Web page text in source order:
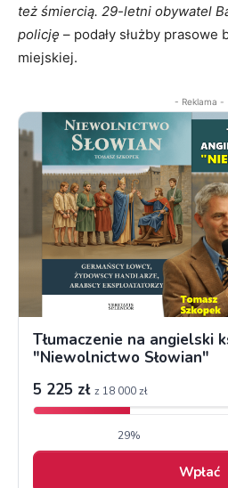
też śmiercią. 29-letni obywatel
policję – podały służby
miejskiej.
- Reklama -